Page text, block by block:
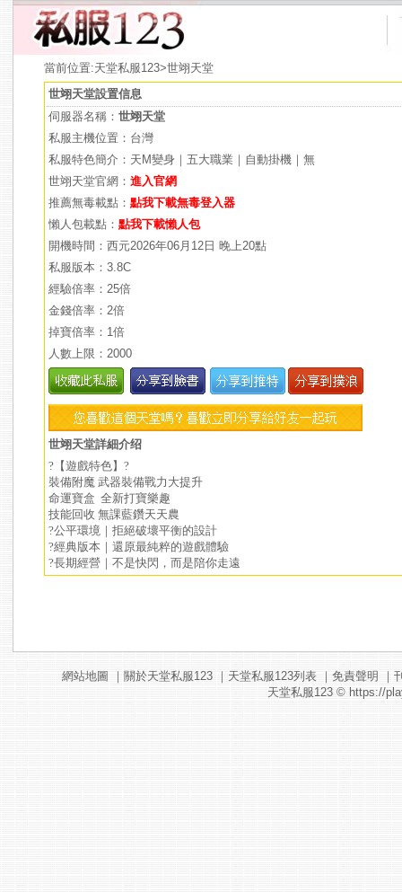
當前位置:天堂私服123>世翊天堂
世翊天堂設置信息
伺服器名稱： 世翊天堂
私服主機位置：台灣
私服特色簡介：天M變身｜五大職業｜自動掛機｜無
世翊天堂官網： 進入官網
推薦無毒載點： 點我下載無毒登入器
懶人包載點： 點我下載懶人包
開機時間：西元2026年06月12日 晚上20點
私服版本：3.8C
經驗倍率：25倍
金錢倍率：2倍
掉寶倍率：1倍
人數上限：2000
世翊天堂詳細介绍
?【遊戲特色】?
裝備附魔 武器裝備戰力大提升
命運寶盒 全新打寶樂趣
技能回收 無課藍鑽天天農
?公平環境｜拒絕破壞平衡的設計
?經典版本｜還原最純粹的遊戲體驗
?長期經營｜不是快閃，而是陪你走遠
網站地圖 ｜ 關於天堂私服123｜ 天堂私服123列表｜ 免責聲明 ｜
天堂私服123© https://